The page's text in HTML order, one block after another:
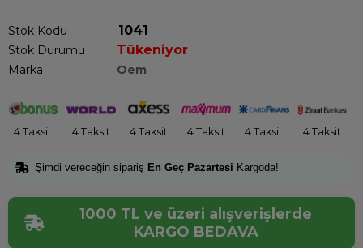
Stok Kodu 1041
Stok Durumu : Tükeniyor
Marka : Oem
4 Taksit 4 Taksit 4 Taksit 4 Taksit 4 Taksit 4 Taksit
Şimdi vereceğin sipariş En Geç Pazartesi Kargoda!
1000 TL ve üzeri alışverişlerde
KARGO BEDAVA